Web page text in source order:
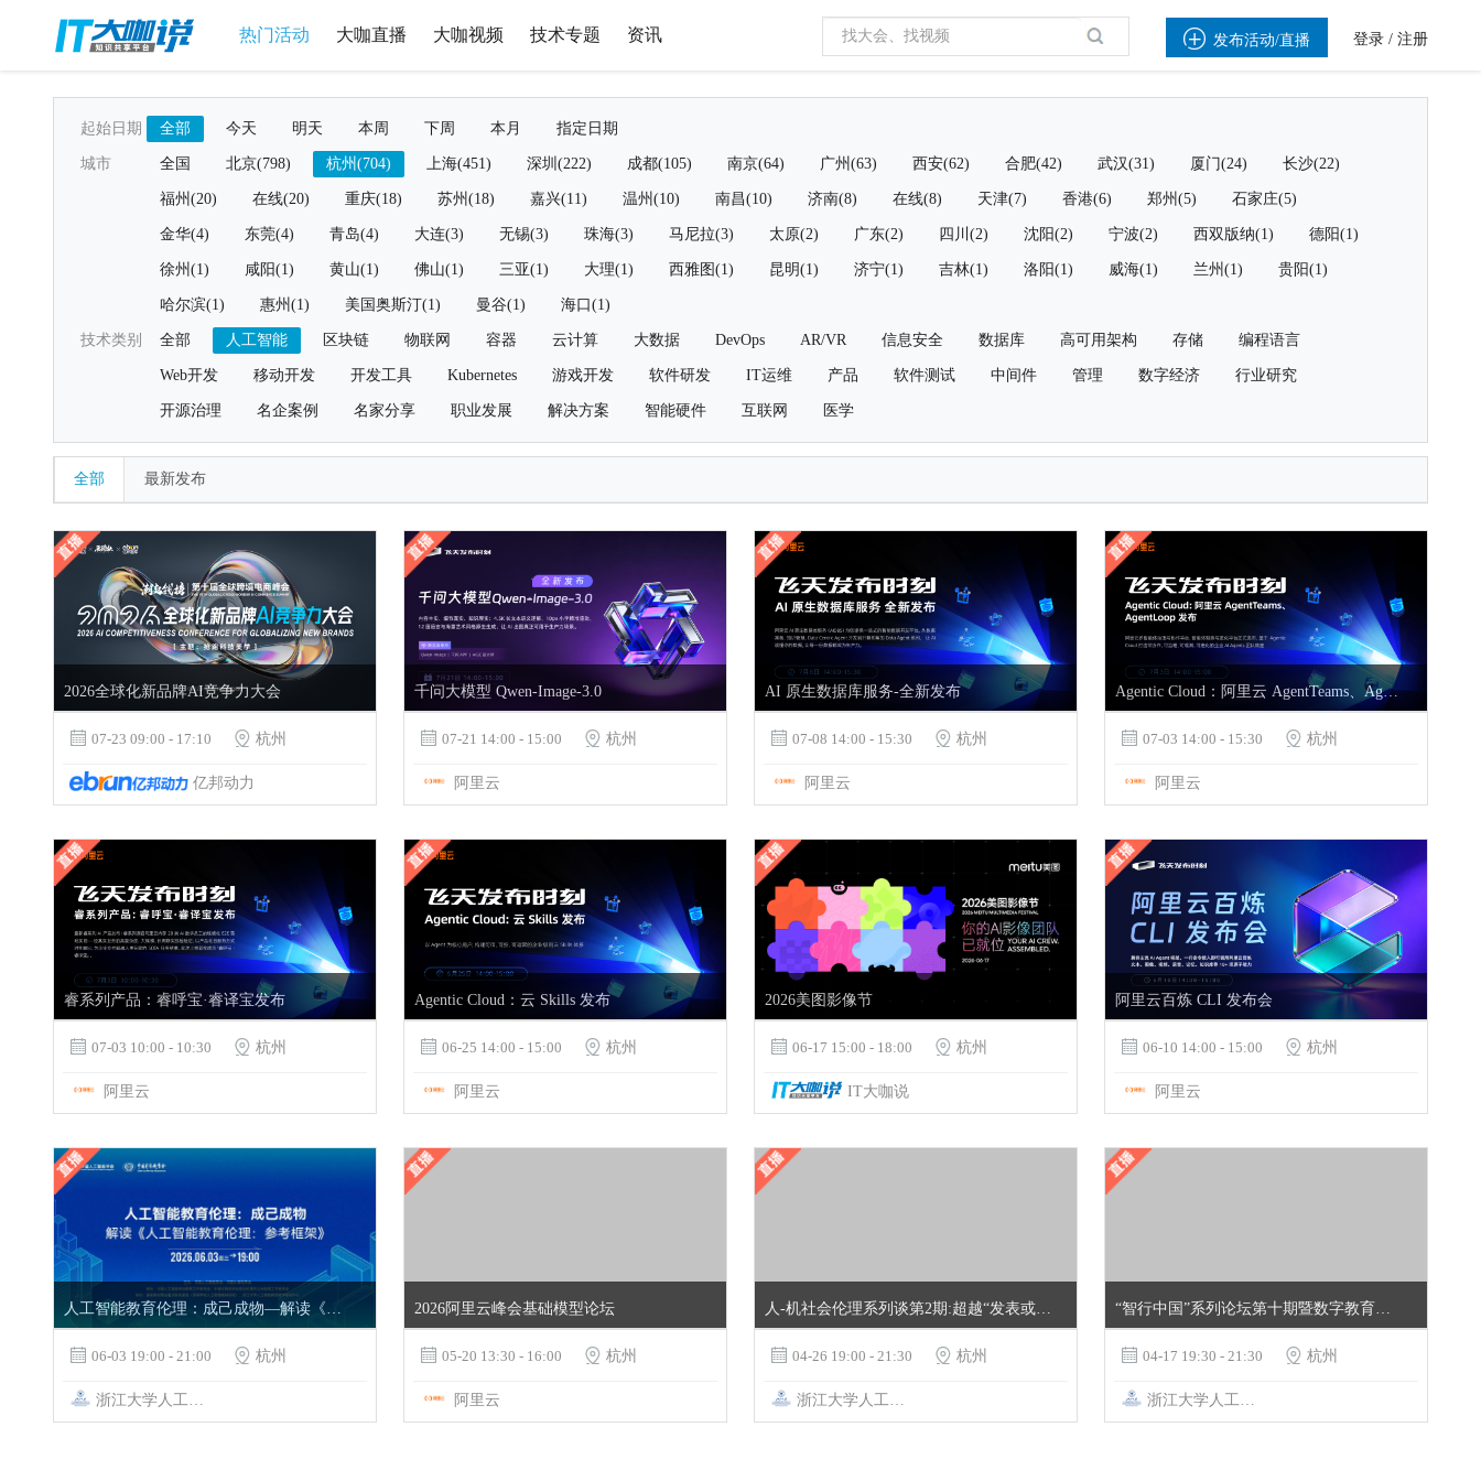
热门活动 大咖直播 大咖视频 技术专题 资讯  发布活动/直播 登录 / 注册
起始日期 全部 今天 明天 本周 下周 本月 指定日期
城市 全国 北京(798) 杭州(704) 上海(451) 深圳(222) 成都(105) 南京(64) 广州(63) 西安(62) 合肥(42) 武汉(31) 厦门(24) 长沙(22)
福州(20) 在线(20) 重庆(18) 苏州(18) 嘉兴(11) 温州(10) 南昌(10) 济南(8) 在线(8) 天津(7) 香港(6) 郑州(5) 石家庄(5)
金华(4) 东莞(4) 青岛(4) 大连(3) 无锡(3) 珠海(3) 马尼拉(3) 太原(2) 广东(2) 四川(2) 沈阳(2) 宁波(2) 西双版纳(1) 德阳(1)
徐州(1) 咸阳(1) 黄山(1) 佛山(1) 三亚(1) 大理(1) 西雅图(1) 昆明(1) 济宁(1) 吉林(1) 洛阳(1) 威海(1) 兰州(1) 贵阳(1)
哈尔滨(1) 惠州(1) 美国奥斯汀(1) 曼谷(1) 海口(1)
技术类别 全部 人工智能 区块链 物联网 容器 云计算 大数据 DevOps AR/VR 信息安全 数据库 高可用架构 存储 编程语言
Web开发 移动开发 开发工具 Kubernetes 游戏开发 软件研发 IT运维 产品 软件测试 中间件 管理 数字经济 行业研究
开源治理 名企案例 名家分享 职业发展 解决方案 智能硬件 互联网 医学
全部 最新发布
2026全球化新品牌AI竞争力大会
 07-23 09:00 - 17:10  杭州
亿邦动力
千问大模型 Qwen-Image-3.0
 07-21 14:00 - 15:00  杭州
阿里云
AI 原生数据库服务-全新发布
 07-08 14:00 - 15:30  杭州
阿里云
Agentic Cloud：阿里云 AgentTeams、AgentLoop 发布
 07-03 14:00 - 15:30  杭州
阿里云
睿系列产品：睿呼宝·睿译宝发布
 07-03 10:00 - 10:30  杭州
阿里云
Agentic Cloud：云 Skills 发布
 06-25 14:00 - 15:00  杭州
阿里云
2026美图影像节
 06-17 15:00 - 18:00  杭州
IT大咖说
阿里云百炼 CLI 发布会
 06-10 14:00 - 15:00  杭州
阿里云
人工智能教育伦理：成己成物—解读《人工智能教育伦理：参考框架》
 06-03 19:00 - 21:00  杭州
2026阿里云峰会基础模型论坛
 05-20 13:30 - 16:00  杭州
阿里云
人-机社会伦理系列谈第2期:超越“发表或死亡”：重塑学术研究价值
 04-26 19:00 - 21:30  杭州
“智行中国”系列论坛第十期暨数字教育大讲堂第24期
 04-17 19:30 - 21:30  杭州